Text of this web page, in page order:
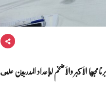
الأكبر والأضخم لإعداد المدربين على